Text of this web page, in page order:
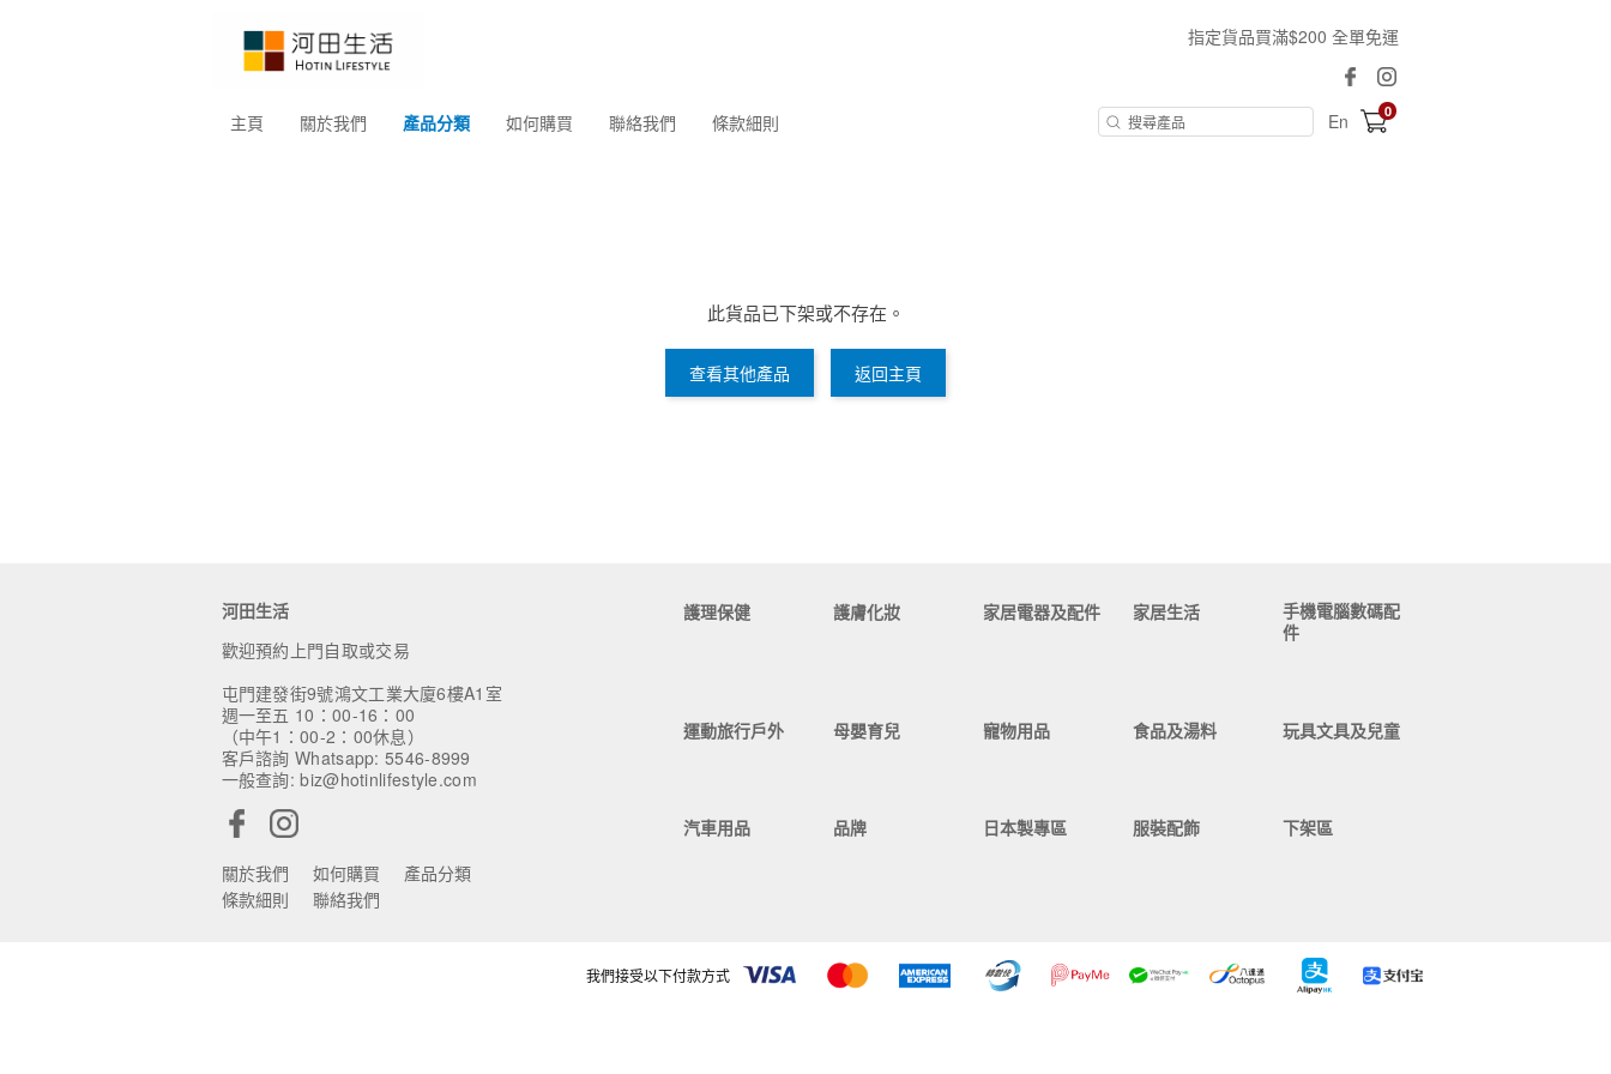
指定貨品買滿$200 全單免運
主頁 關於我們 產品分類 如何購買 聯絡我們 條款細則 En 0
此貨品已下架或不存在。
查看其他產品 返回主頁
河田生活
歡迎預約上門自取或交易
屯門建發街9號鴻文工業大廈6樓A1室
週一至五 10：00-16：00
（中午1：00-2：00休息）
客戶諮詢 Whatsapp: 5546-8999
一般查詢: biz@hotinlifestyle.com
關於我們 如何購買
產品分類
條款細則
聯絡我們
護理保健 護膚化妝 家居電器及配件 家居生活
手機電腦數碼配
件
運動旅行戶外 母嬰育兒 寵物用品 食品及湯料 玩具文具及兒童
汽車用品 品牌 日本製專區 服裝配飾 下架區
我們接受以下付款方式